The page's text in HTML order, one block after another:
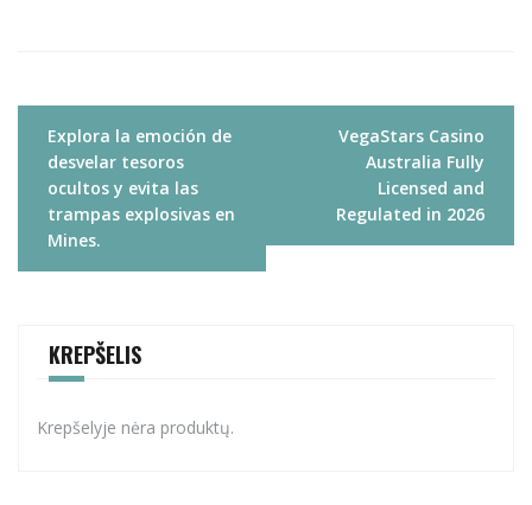
Navigacija
tarp
įrašų
Explora la emoción de
desvelar tesoros
ocultos y evita las
trampas explosivas en
Mines.
VegaStars Casino
Australia Fully
Licensed and
Regulated in 2026
KREPŠELIS
Krepšelyje nėra produktų.